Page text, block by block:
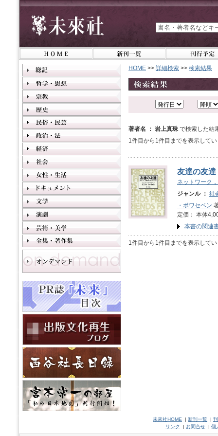
HOME >> 詳細検索 >> 検索結果
著者名 ： 岩上真珠 で検索した結
1件目から1件目までを表示して
友達の友達
ネットワーク
ジャンル ： 社
・ボワセベン
定価： 本体
本書の関連
1件目から1件目までを表示して
未來社HOME | 新刊一覧 |
リンク
| お問合せ | 個